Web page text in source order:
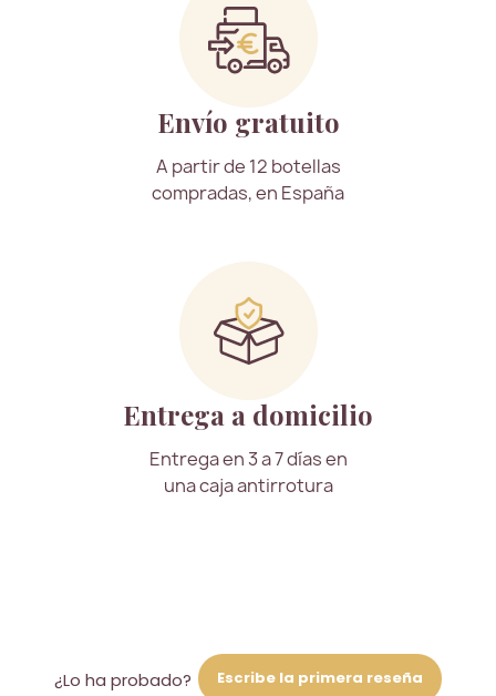
Envío gratuito
A partir de 12 botellas
compradas, en España
Entrega a domicilio
Entrega en 3 a 7 días en
una caja antirrotura
¿Lo ha probado? Escribe la primera reseña